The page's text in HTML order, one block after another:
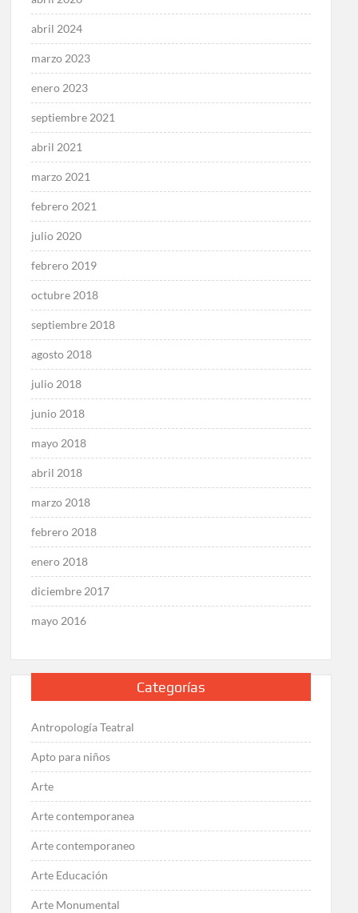
abril 2024
marzo 2023
enero 2023
septiembre 2021
abril 2021
marzo 2021
febrero 2021
julio 2020
febrero 2019
octubre 2018
septiembre 2018
agosto 2018
julio 2018
junio 2018
mayo 2018
abril 2018
marzo 2018
febrero 2018
enero 2018
diciembre 2017
mayo 2016
Categorías
Antropología Teatral
Apto para niños
Arte
Arte contemporanea
Arte contemporaneo
Arte Educación
Arte Monumental